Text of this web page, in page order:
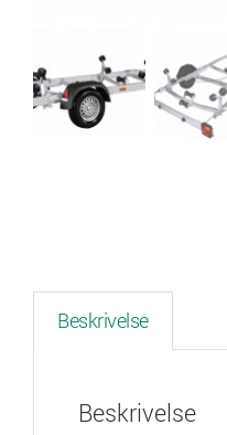
Beskrivelse
Beskrivelse